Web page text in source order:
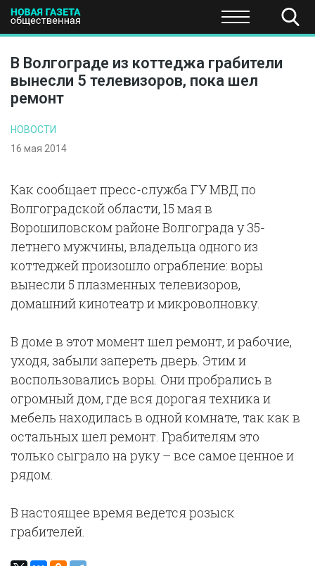
ПОЛИТИКА ЭКОНОМИКА НАУКА И
В Волгограде из коттеджа грабители
вынесли 5 телевизоров, пока шел
ремонт
НОВОСТИ
16 мая 2014
Как сообщает пресс-служба ГУ МВД по
Волгоградской области, 15 мая в
Ворошиловском районе Волгограда у 35-
летнего мужчины, владельца одного из
коттеджей произошло ограбление: воры
вынесли 5 плазменных телевизоров,
домашний кинотеатр и микроволновку.
В доме в этот момент шел ремонт, и рабочие,
уходя, забыли запереть дверь. Этим и
воспользовались воры. Они пробрались в
огромный дом, где вся дорогая техника и
мебель находилась в одной комнате, так как в
остальных шел ремонт. Грабителям это
только сыграло на руку – все самое ценное и
рядом.
В настоящее время ведется розыск
грабителей.